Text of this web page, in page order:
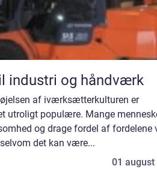
industri og håndværk
af iværksætterkulturen er
utroligt populære. Mange
og drage fordel af fordelene
det kan være...
01 august